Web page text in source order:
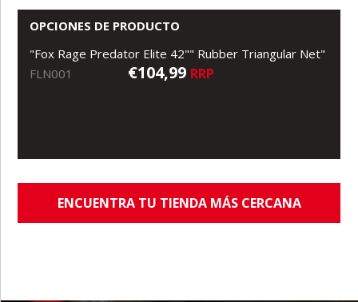
OPCIONES DE PRODUCTO
"Fox Rage Predator Elite 42"" Rubber Triangular Net"
FLN001
€104,99 RRP
ENCUENTRA TU TIENDA MÁS CERCANA